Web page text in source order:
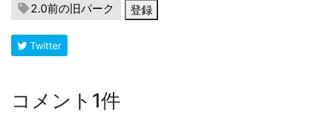
2.0前の旧パーク
登録
Twitter
コメント1件